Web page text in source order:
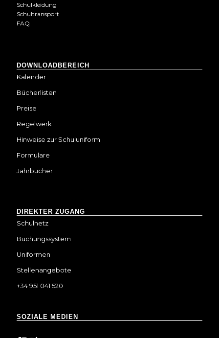
Schulkleidung
Schultransport
FAQ
DOWNLOADBEREICH
Kalender
Bücherlisten
Preise
Regelwerk
Hinweise zur Schuluniform
Formulare
Jahrbücher
DIREKTER ZUGANG
Schulnetz
Buchungssystem
Uniformen
Stellenangebote
+34 951 041 520
SOZIALE MEDIEN